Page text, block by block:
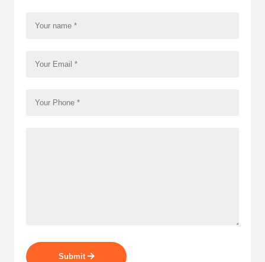
Submit